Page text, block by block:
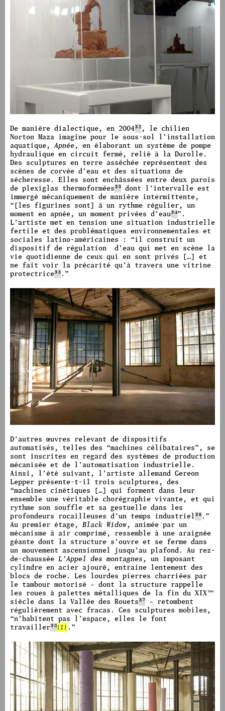
De manière dialectique, en 200432, le chilien
Norton Maza imagine pour le sous-sol l’installation
aquatique, Apnée, en élaborant un système de pompe
hydraulique en circuit fermé, relié à la Durolle.
Des sculptures en terre asséchée représentent des
scènes de corvée d’eau et des situations de
sécheresse. Elles sont enchâssées entre deux parois
de plexiglas thermoformées33 dont l’intervalle est
immergé mécaniquement de manière intermittente,
“[les figurines sont] à un rythme régulier, un
moment en apnée, un moment privées d’eau34”.
L’artiste met en tension une situation industrielle
fertile et des problématiques environnementales et
sociales latino-américaines : “il construit un
dispositif de régulation
d’eau qui met en scène la
vie quotidienne de ceux qui en sont privés […] et
ne fait voir la précarité qu’à travers une vitrine
protectrice35. ”
D’autres œuvres relevant de dispositifs
automatisés, telles des “machines célibataires” , se
sont inscrites en regard des systèmes de production
mécanisée et de l’automatisation industrielle.
Ainsi, l’été suivant, l’artiste allemand Gereon
Lepper présente-t-il trois sculptures, des
“machines cinétiques […] qui forment dans leur
ensemble une véritable chorégraphie vivante, et qui
rythme son souffle et sa gestuelle dans les
profondeurs rocailleuses d’un temps industriel 36. ”
Au premier étage, Black Widow, animée par un
mécanisme à air comprimé, ressemble à une araignée
géante dont la structure s’ouvre et se ferme dans
un mouvement ascensionnel jusqu’au plafond. Au rez-
de-chaussée L’Appel des montagnes , un imposant
cylindre en acier ajouré, entraine lentement des
blocs de roche. Les lourdes pierres charriées par
le tambour motorisé – dont la structure rappelle
les roues à palettes métalliques de la fin du XIX ème
siècle dans la Vallée des Rouets37 – retombent
régulièrement avec fracas. Ces sculptures mobiles,
“n’habitent pas l’espace, elles le font
travailler38(I) . ”